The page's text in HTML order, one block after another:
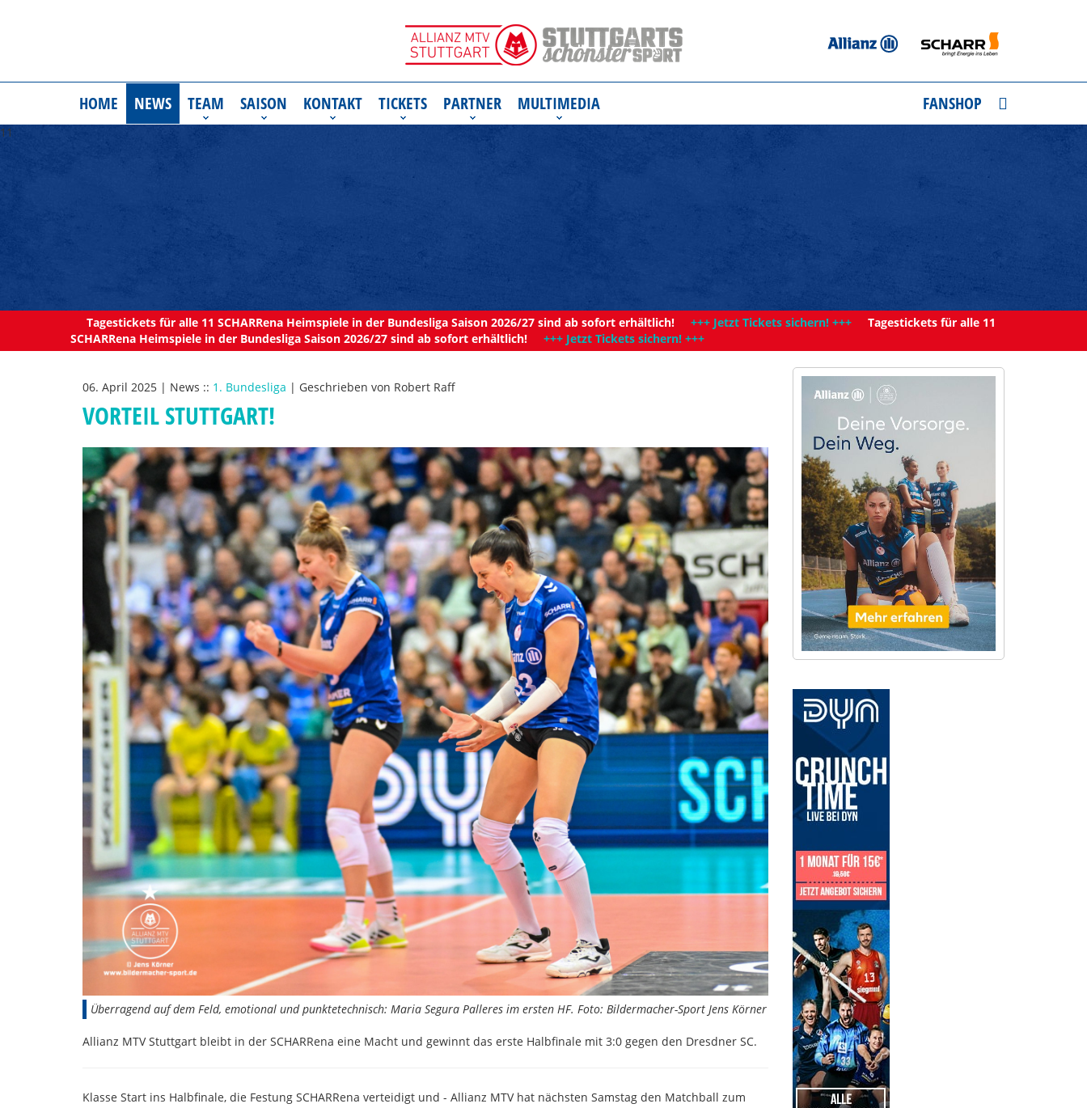
HOME NEWS TEAM SAISON KONTAKT TICKETS PARTNER MULTIMEDIA FANSHOP
11
Tagestickets für alle 11 SCHARRena Heimspiele in der Bundesliga Saison 2026/27 sind ab sofort erhältlich! +++ Jetzt Tickets sichern! +++ Tagestickets für alle 11
SCHARRena Heimspiele in der Bundesliga Saison 2026/27 sind ab sofort erhältlich! +++ Jetzt Tickets sichern! +++
06. April 2025 | News :: 1. Bundesliga | Geschrieben von Robert Raff
VORTEIL STUTTGART!
Überragend auf dem Feld, emotional und punktetechnisch: Maria Segura Palleres im ersten HF. Foto: Bildermacher-Sport Jens Körner
Allianz MTV Stuttgart bleibt in der SCHARRena eine Macht und gewinnt das erste Halbfinale mit 3:0 gegen den Dresdner SC.
Klasse Start ins Halbfinale, die Festung SCHARRena verteidigt und - Allianz MTV hat nächsten Samstag den Matchball zum